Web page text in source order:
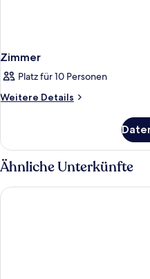
Zimmer
Platz für 10 Personen
Weitere Details
Weitere
Ähnliche Unterkünfte
King Evelthon Beach Hotel &